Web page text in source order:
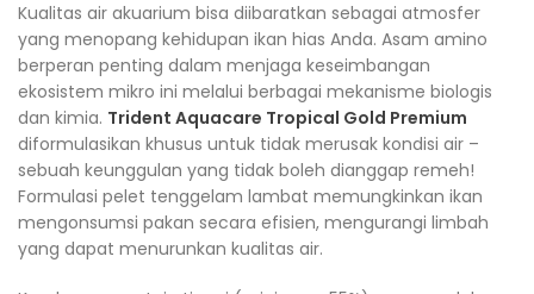
Kualitas air akuarium bisa diibaratkan sebagai atmosfer
yang menopang kehidupan ikan hias Anda. Asam amino
berperan penting dalam menjaga keseimbangan
ekosistem mikro ini melalui berbagai mekanisme biologis
dan kimia. Trident Aquacare Tropical Gold Premium
diformulasikan khusus untuk tidak merusak kondisi air –
sebuah keunggulan yang tidak boleh dianggap remeh!
Formulasi pelet tenggelam lambat memungkinkan ikan
mengonsumsi pakan secara efisien, mengurangi limbah
yang dapat menurunkan kualitas air.